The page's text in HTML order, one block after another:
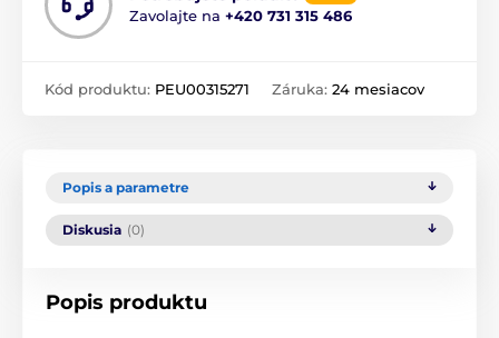
Zavolajte na +420 731 315 486
Kód produktu: PEU00315271 Záruka: 24 mesiacov
Popis a parametre
Diskusia (0)
Popis produktu